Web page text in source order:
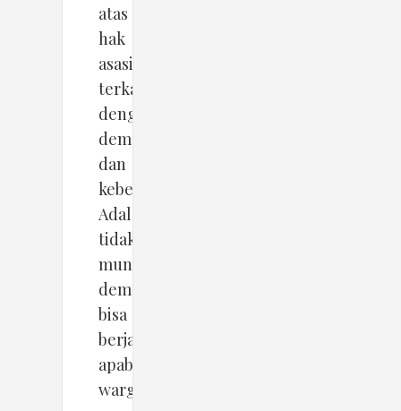
atas
hak
asasi
terkait
dengan
demokrasi
dan
kebebasan.
Adalah
tidak
mungkin
demokrasi
bisa
berjalan
apabila
warga